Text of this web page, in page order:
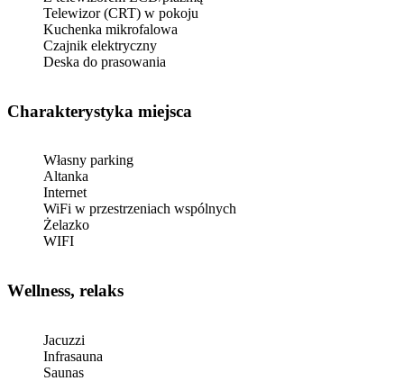
Telewizor (CRT) w pokoju
Kuchenka mikrofalowa
Czajnik elektryczny
Deska do prasowania
Charakterystyka miejsca
Własny parking
Altanka
Internet
WiFi w przestrzeniach wspólnych
Żelazko
WIFI
Wellness, relaks
Jacuzzi
Infrasauna
Saunas